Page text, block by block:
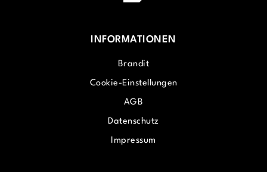
INFORMATIONEN
Brandit
Cookie-Einstellungen
AGB
Datenschutz
Impressum